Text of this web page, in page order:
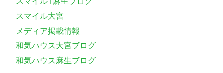
スマイル大宮
メディア掲載情報
和気ハウス大宮ブログ
和気ハウス麻生ブログ